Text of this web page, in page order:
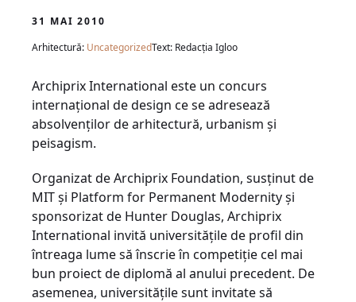
31 MAI 2010
Arhitectură: UncategorizedText: Redacția Igloo
Archiprix International este un concurs
internaţional de design ce se adresează
absolvenţilor de arhitectură, urbanism şi
peisagism.
Organizat de Archiprix Foundation, susţinut de
MIT şi Platform for Permanent Modernity şi
sponsorizat de Hunter Douglas, Archiprix
International invită universităţile de profil din
întreaga lume să înscrie în competiţie cel mai
bun proiect de diplomă al anului precedent. De
asemenea, universităţile sunt invitate să